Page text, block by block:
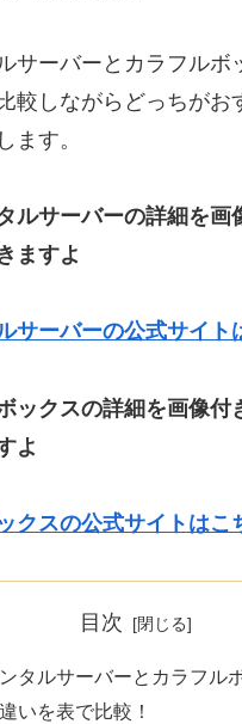
サーバーとカラフルボ
較しながらどっちがお
ます。
ルサーバーの詳細を画
ますよ
サーバーの公式サイト
ックスの詳細を画像付
よ
クスの公式サイトはこ
目次
タルサーバーとカラフル
いを表で比較！